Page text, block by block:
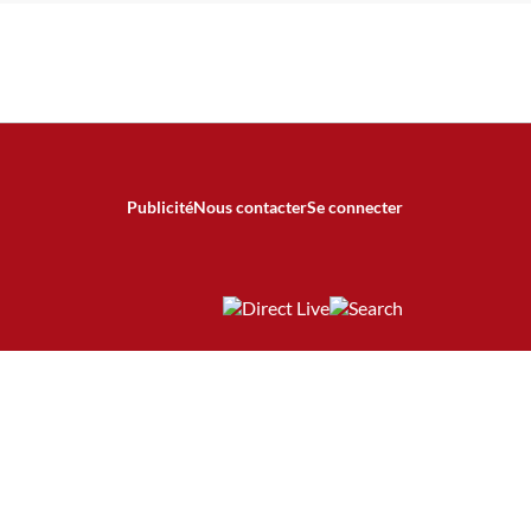
PublicitéNous contacterSe connecter